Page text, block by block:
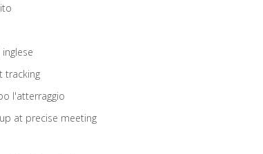
tracking
l'atterraggio
at precise meeting